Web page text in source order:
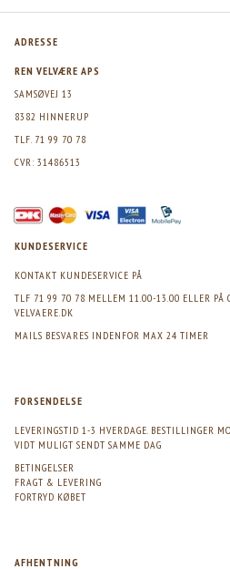
ADRESSE
REN VELVÆRE APS
SAMSØVEJ 13
8382 HINNERUP
TLF. 71 99 70 78
CVR: 31486513
KUNDESERVICE
KONTAKT KUNDESERVICE PÅ
TLF 71 99 70 78 MELLEM 11.00-13.00 ELLER PÅ
VELVAERE.DK
MAILS BESVARES INDENFOR MAX 24 TIMER
FORSENDELSE
LEVERINGSTID 1-3 HVERDAGE. BESTILLINGER
VIDT MULIGT SENDT SAMME DAG
BETINGELSER
FRAGT & LEVERING
FORTRYD KØBET
AFHENTNING